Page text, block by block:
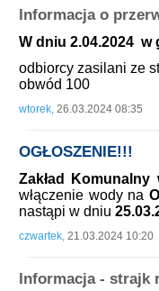
Informacja o
W dniu 2.04.2024 w
odbiorcy zasilani ze
obwód 100
wtorek, 26.03.2024 08:35
OGŁOSZENIE!!!
Zakład
włączenie wody na
nastąpi w dniu
czwartek, 21.03.2024 10:20
Informacja - strajk